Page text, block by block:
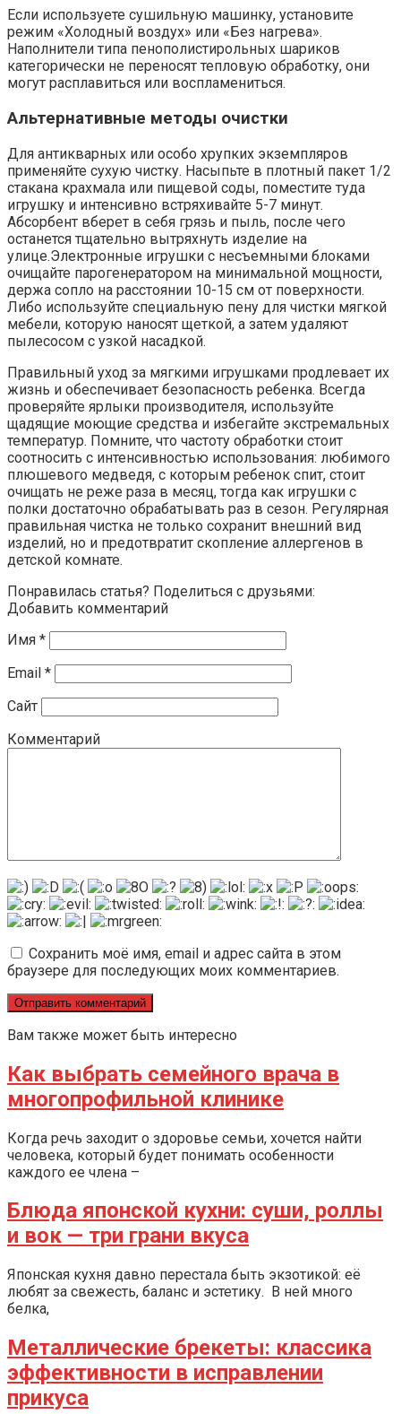
Если используете сушильную машинку, установите
режим «Холодный воздух» или «Без нагрева».
Наполнители типа пенополистирольных шариков
категорически не переносят тепловую обработку, они
могут расплавиться или воспламениться.
Альтернативные методы очистки
Для антикварных или особо хрупких экземпляров
применяйте сухую чистку. Насыпьте в плотный пакет 1/2
стакана крахмала или пищевой соды, поместите туда
игрушку и интенсивно встряхивайте 5-7 минут.
Абсорбент вберет в себя грязь и пыль, после чего
останется тщательно вытряхнуть изделие на
улице.Электронные игрушки с несъемными блоками
очищайте парогенератором на минимальной мощности,
держа сопло на расстоянии 10-15 см от поверхности.
Либо используйте специальную пену для чистки мягкой
мебели, которую наносят щеткой, а затем удаляют
пылесосом с узкой насадкой.
Правильный уход за мягкими игрушками продлевает их
жизнь и обеспечивает безопасность ребенка. Всегда
проверяйте ярлыки производителя, используйте
щадящие моющие средства и избегайте экстремальных
температур. Помните, что частоту обработки стоит
соотносить с интенсивностью использования: любимого
плюшевого медведя, с которым ребенок спит, стоит
очищать не реже раза в месяц, тогда как игрушки с
полки достаточно обрабатывать раз в сезон. Регулярная
правильная чистка не только сохранит внешний вид
изделий, но и предотвратит скопление аллергенов в
детской комнате.
Понравилась статья? Поделиться с друзьями:
Добавить комментарий
Имя *
Email *
Сайт
Комментарий
Сохранить моё имя, email и адрес сайта в этом
браузере для последующих моих комментариев.
Вам также может быть интересно
Как выбрать семейного врача в
многопрофильной клинике
Когда речь заходит о здоровье семьи, хочется найти
человека, который будет понимать особенности
каждого ее члена –
Блюда японской кухни: суши, роллы
и вок — три грани вкуса
Японская кухня давно перестала быть экзотикой: её
любят за свежесть, баланс и эстетику. В ней много
белка,
Металлические брекеты: классика
эффективности в исправлении
прикуса